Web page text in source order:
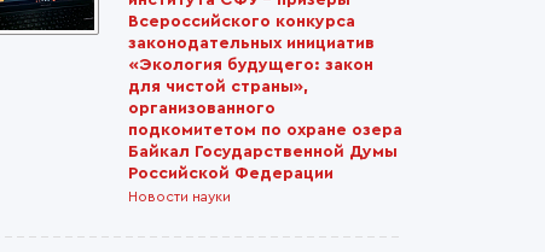
Всероссийского конкурса
законодательных инициатив
«Экология будущего: закон
для чистой страны»,
организованного
подкомитетом по охране озера
Байкал Государственной Думы
Российской Федерации
Новости науки